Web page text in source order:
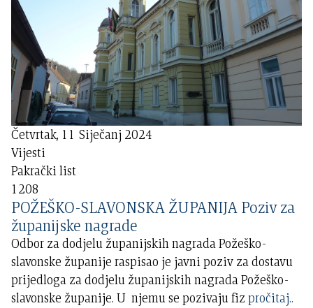
Četvrtak, 11 Siječanj 2024
Vijesti
Pakrački list
1208
POŽEŠKO-SLAVONSKA ŽUPANIJA Poziv za
županijske nagrade
Odbor za dodjelu županijskih nagrada Požeško-
slavonske županije raspisao je javni poziv za dostavu
prijedloga za dodjelu županijskih nagrada Požeško-
slavonske županije. U njemu se pozivaju fizpročitaj..